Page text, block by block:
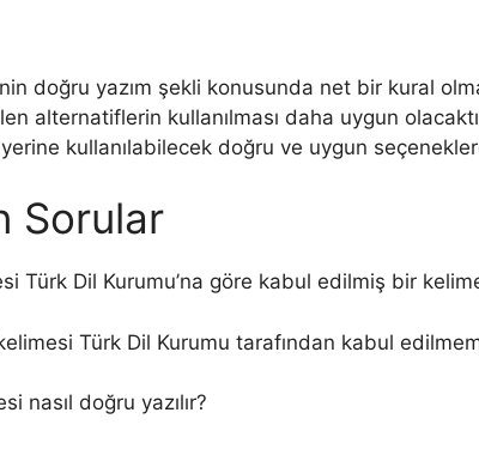
doğru yazım şekli konusunda net bir kural
alternatiflerin kullanılması daha uygun
kullanılabilecek doğru ve uygun
Sorular
Türk Dil Kurumu’na göre kabul edilmiş bir
Türk Dil Kurumu tarafından kabul
nasıl doğru yazılır?